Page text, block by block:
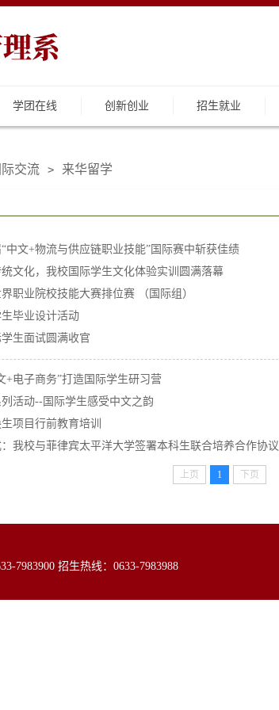
学团在线 创新创业 招生就业
际交流 > 来华留学
中文+物流与供应链职业技能”国际赛中斩获佳绩
文化，我校国际学生文化体验实训圆满落幕
职业院校技能大赛排位赛 （国际组）
毕业设计活动
生面试圆满收官
+电子商务”打造国际学生研习营
活动​--国际学生感受中文之韵
项目行前教育培训
我校与菲律宾太平洋大学签署本科生联合培养合作协议
上页 1 下页
7983900 招生热线：0633-7983988